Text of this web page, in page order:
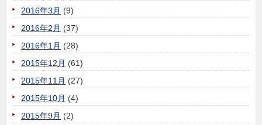
2016年3月 (9)
2016年2月 (37)
2016年1月 (28)
2015年12月 (61)
2015年11月 (27)
2015年10月 (4)
2015年9月 (2)